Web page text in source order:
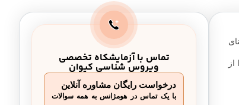
تماس با آزمایشکاه تخصصی
ویروس شناسی کیوان
درخواست رایگان مشاوره آنلاین
با یک تماس در هومژانس به همه سوالات